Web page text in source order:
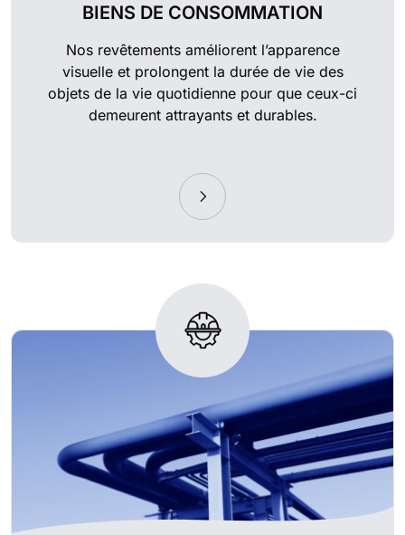
BIENS DE CONSOMMATION
Nos revêtements améliorent l’apparence
visuelle et prolongent la durée de vie des
objets de la vie quotidienne pour que ceux-ci
demeurent attrayants et durables.